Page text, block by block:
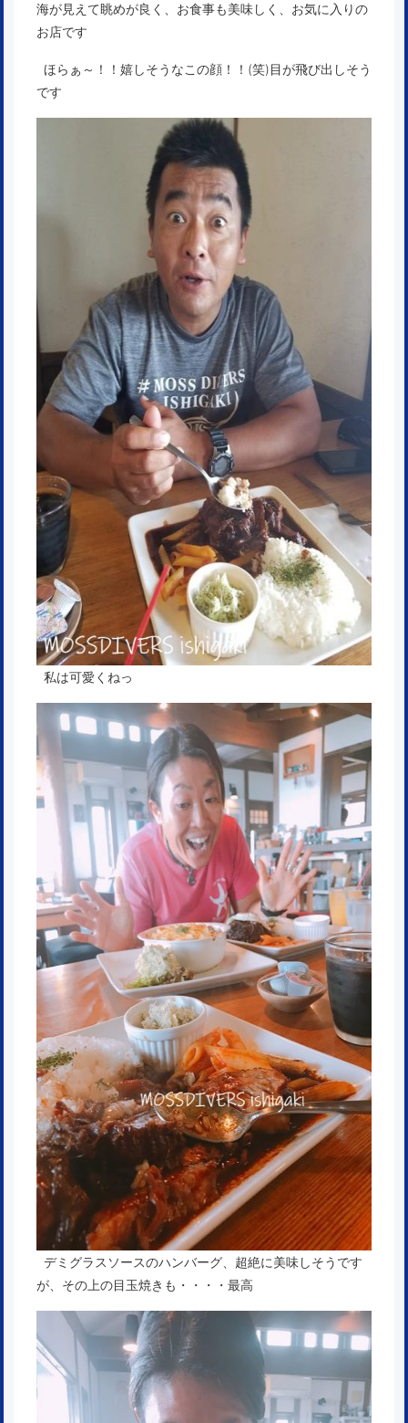
海が見えて眺めが良く、お食事も美味しく、お気に入りの
お店です
ほらぁ～！！嬉しそうなこの顔！！(笑)目が飛び出しそう
です
私は可愛くねっ
デミグラスソースのハンバーグ、超絶に美味しそうです
が、その上の目玉焼きも・・・・最高